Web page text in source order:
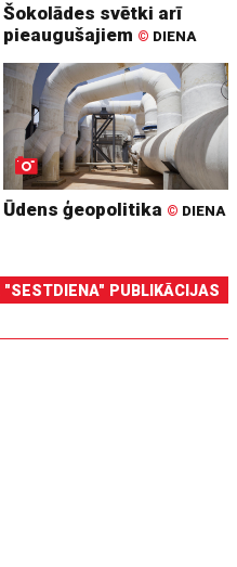
Šokolādes svētki arī
pieaugušajiem © DIENA
Ūdens ģeopolitika © DIENA
"SESTDIENA" PUBLIKĀCIJAS